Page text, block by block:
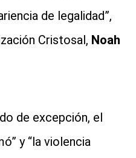
de legalidad”,
Cristosal, Noah
de excepción, el
y “la violencia